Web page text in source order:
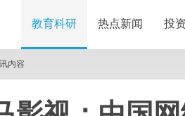
教育科研 热点新闻 投
内容